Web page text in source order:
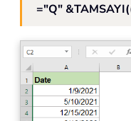
="Q"